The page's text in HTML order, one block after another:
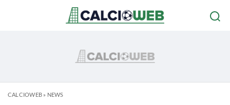
CALCIOWEB» NEWS